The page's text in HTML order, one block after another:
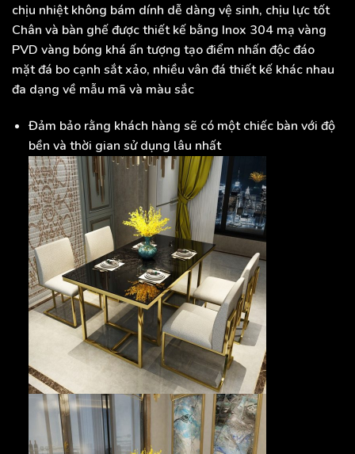
chịu nhiệt không bám dính dễ dàng vệ sinh, chịu lực tốt
Chân và bàn ghế được thiết kế bằng Inox 304 mạ vàng
PVD vàng bóng khá ấn tượng tạo điểm nhấn độc đáo
mặt đá bo cạnh sắt xảo, nhiều vân đá thiết kế khác nhau
đa dạng về mẫu mã và màu sắc
Đảm bảo rằng khách hàng sẽ có một chiếc bàn với độ
bền và thời gian sử dụng lâu nhất